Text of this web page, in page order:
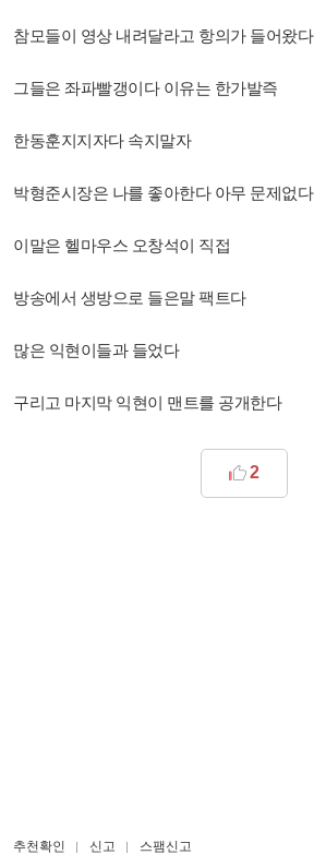
참모들이 영상 내려달라고 항의가 들어왔다
그들은 좌파빨갱이다 이유는 한가발즉
한동훈지지자다 속지말자
박형준시장은 나를 좋아한다 아무 문제없다
이말은 헬마우스 오창석이 직접
방송에서 생방으로 들은말 팩트다
많은 익현이들과 들었다
구리고 마지막 익현이 맨트를 공개한다
2
추천확인 신고 스팸신고